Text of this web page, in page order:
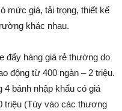
mức giá, tải trọng, thiết kế
khác nhau.
đẩy hàng giá rẻ thường do
động từ 400 ngàn – 2 triệu.
4 bánh nhập khẩu có giá
triệu (Tùy vào các thương